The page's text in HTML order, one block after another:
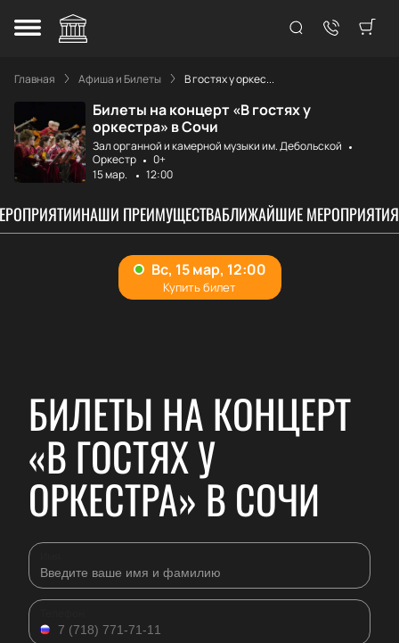
Главная Афиша и Билеты В гостях у оркес...
Билеты на концерт «В гостях у
оркестра» в Сочи
Зал органной и камерной музыки им. Дебольской
Оркестр
0+
15 мар.
12:00
НАШИ ПРЕИМУЩЕСТВАБЛИЖАЙШИЕ МЕРОПРИЯТИЯ
БИЛЕТЫ НА КОНЦЕРТ
«В ГОСТЯХ У
ОРКЕСТРА» В СОЧИ